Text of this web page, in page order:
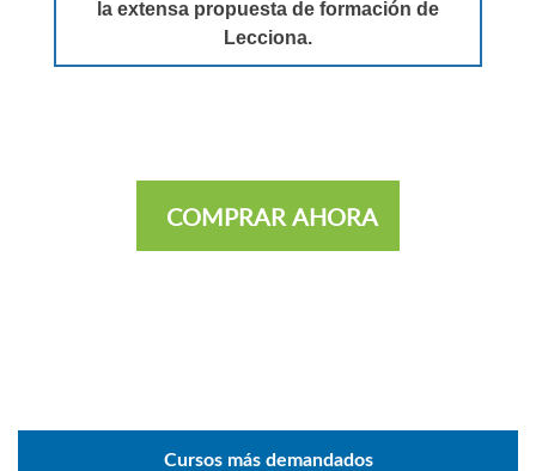
la extensa propuesta de formación de
Lecciona.
COMPRAR AHORA
Cursos más demandados